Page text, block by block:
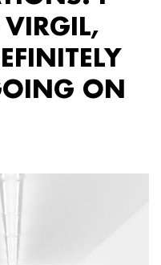
ON